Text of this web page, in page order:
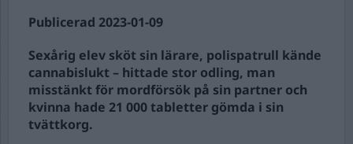
Publicerad 2023-01-09
Sexårig elev sköt sin lärare, polispatrull kände
cannabislukt – hittade stor odling, man
misstänkt för mordförsök på sin partner och
kvinna hade 21 000 tabletter gömda i sin
tvättkorg.